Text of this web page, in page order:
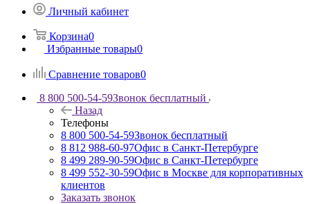
Личный кабинет
Корзина0
Избранные товары0
Сравнение товаров0
8 800 500-54-59Звонок бесплатный
Назад
Телефоны
8 800 500-54-59Звонок бесплатный
8 812 988-60-97Офис в Санкт-Петербурге
8 499 289-90-59Офис в Санкт-Петербурге
8 499 552-30-59Офис в Москве для корпоративных
клиентов
Заказать звонок